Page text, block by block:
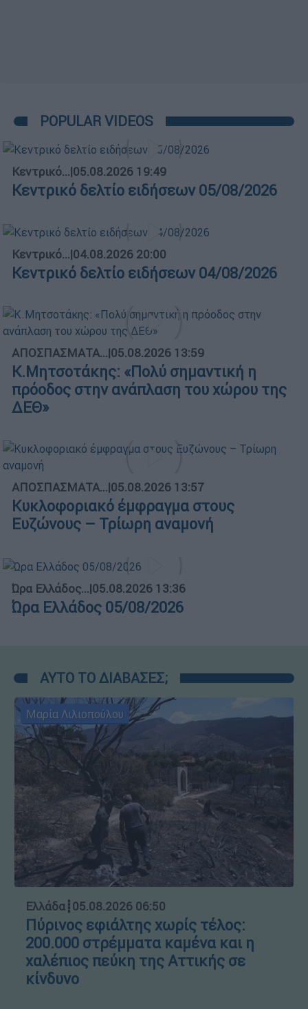
POPULAR VIDEOS
Κεντρικό...|05.08.2026 19:49
Κεντρικό δελτίο ειδήσεων 05/08/2026
Κεντρικό...|04.08.2026 20:00
Κεντρικό δελτίο ειδήσεων 04/08/2026
ΑΠΟΣΠΑΣΜΑΤΑ...|05.08.2026 13:59
Κ.Μητσοτάκης: «Πολύ σημαντική η
πρόοδος στην ανάπλαση του χώρου της
ΔΕΘ»
ΑΠΟΣΠΑΣΜΑΤΑ...|05.08.2026 13:57
Κυκλοφοριακό έμφραγμα στους
Ευζώνους – Τρίωρη αναμονή
Ώρα Ελλάδος...|05.08.2026 13:36
Ώρα Ελλάδος 05/08/2026
ΑΥΤΟ ΤΟ ΔΙΑΒΑΣΕΣ;
Μαρία Λιλιοπούλου
Ελλάδα┋05.08.2026 06:50
Πύρινος εφιάλτης χωρίς τέλος:
200.000 στρέμματα καμένα και η
χαλέπιος πεύκη της Αττικής σε
κίνδυνο